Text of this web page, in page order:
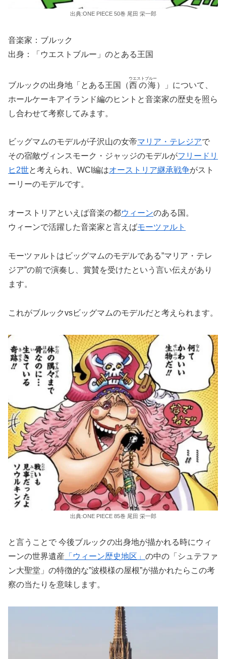
出典:ONE PIECE 50巻 尾田 栄一郎
音楽家：ブルック
出身：「ウエストブルー」のとある王国
ブルックの出身地「とある王国（西の海
ウエストブルー
）」について、
ホールケーキアイランド編のヒントと音楽家の歴史を照ら
し合わせて考察してみます。
ビッグマムのモデルが子沢山の女帝マリア・テレジアで
その宿敵ヴィンスモーク・ジャッジのモデルがフリードリ
ヒ2世と考えられ、WCI編はオーストリア継承戦争がスト
ーリーのモデルです。
オーストリアといえば音楽の都ウィーンのある国。
ウィーンで活躍した音楽家と言えばモーツァルト
モーツァルトはビッグマムのモデルである”マリア・テレ
ジア”の前で演奏し、賞賛を受けたという言い伝えがあり
ます。
これがブルックvsビッグマムのモデルだと考えられます。
出典:ONE PIECE 85巻 尾田 栄一郎
と言うことで 今後ブルックの出身地が描かれる時にウィ
ーンの世界遺産 「ウィーン歴史地区」 の中の「シュテファ
ン大聖堂」の特徴的な”波模様の屋根”が描かれたらこの考
察の当たりを意味します。